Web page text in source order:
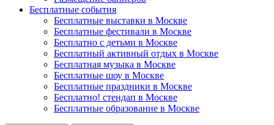
Бесплатные события
Бесплатные выставки в Москве
Бесплатные фестивали в Москве
Бесплатно с детьми в Москве
Бесплатный активный отдых в Москве
Бесплатная музыка в Москве
Бесплатные шоу в Москве
Бесплатные праздники в Москве
Бесплатно! стендап в Москве
Бесплатные образование в Москве